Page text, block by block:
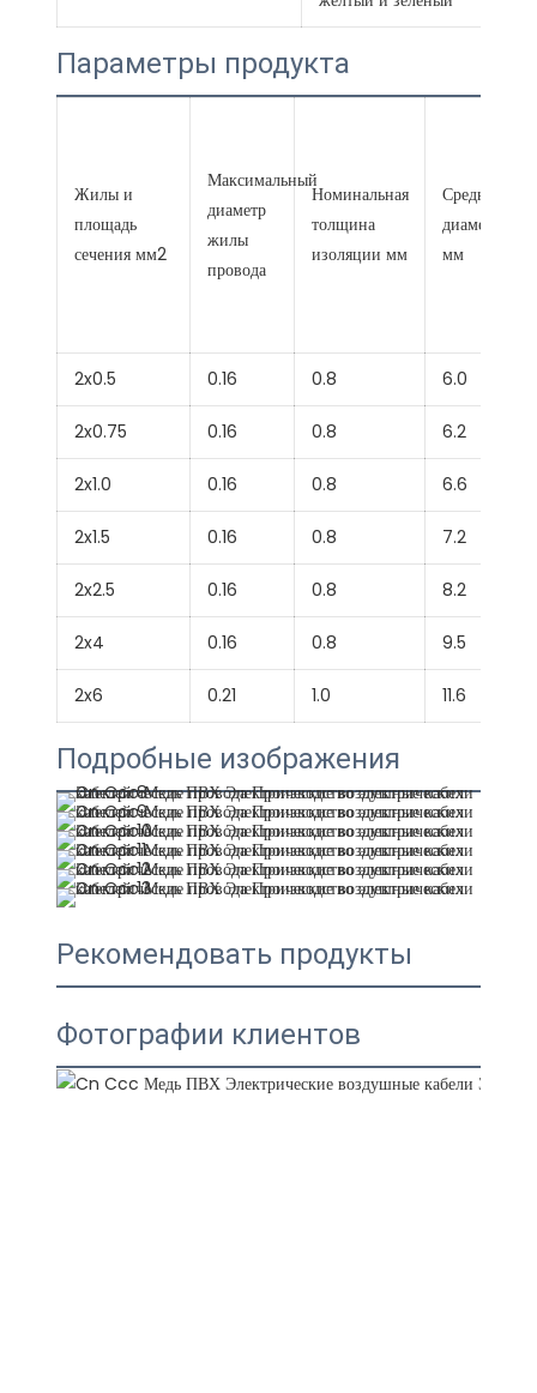
Параметры продукта
Жилы и
площадь
сечения мм2
Максимальный
диаметр
жилы
провода
Номинальная
толщина
изоляции мм
Средний
диаметр
мм
2x0.5 0.16 0.8 6.0
2x0.75 0.16 0.8 6.2
2x1.0 0.16 0.8 6.6
2x1.5 0.16 0.8 7.2
2x2.5 0.16 0.8 8.2
2x4 0.16 0.8 9.5
2x6 0.21 1.0 11.6
Подробные изображения
Рекомендовать продукты
Фотографии клиентов